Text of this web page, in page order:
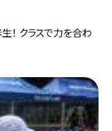
！ クラスで力を合わ